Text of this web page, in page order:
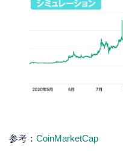
参考： CoinMarketCap